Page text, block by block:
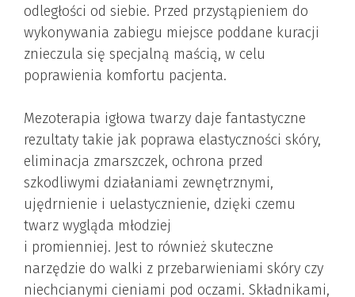
odległości od siebie. Przed przystąpieniem do
wykonywania zabiegu miejsce poddane kuracji
znieczula się specjalną maścią, w celu
poprawienia komfortu pacjenta.
Mezoterapia igłowa twarzy daje fantastyczne
rezultaty takie jak poprawa elastyczności skóry,
eliminacja zmarszczek, ochrona przed
szkodliwymi działaniami zewnętrznymi,
ujędrnienie i uelastycznienie, dzięki czemu
twarz wygląda młodziej
i promienniej. Jest to również skuteczne
narzędzie do walki z przebarwieniami skóry czy
niechcianymi cieniami pod oczami. Składnikami,